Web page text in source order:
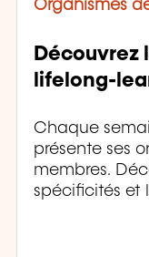
Organismes
Découvrez
lifelong-
Chaque
présente ses
membres.
spécificités et